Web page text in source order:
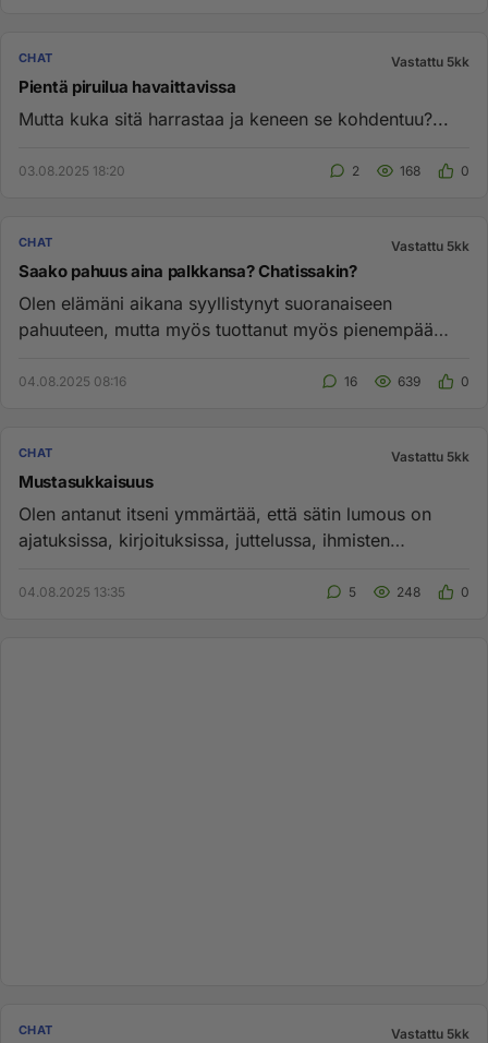
CHAT Vastattu 5kk
Pientä piruilua havaittavissa
Mutta kuka sitä harrastaa ja keneen se kohdentuu?...
03.08.2025 18:20 2 168 0
CHAT Vastattu 5kk
Saako pahuus aina palkkansa? Chatissakin?
Olen elämäni aikana syyllistynyt suoranaiseen
pahuuteen, mutta myös tuottanut myös pienempää
04.08.2025 08:16 16 639 0
CHAT Vastattu 5kk
Mustasukkaisuus
Olen antanut itseni ymmärtää, että sätin lumous on
ajatuksissa, kirjoituksissa, juttelussa, ihmisten
04.08.2025 13:35 5 248 0
CHAT Vastattu 5kk